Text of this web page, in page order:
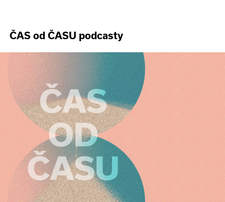
ČAS od ČASU podcasty